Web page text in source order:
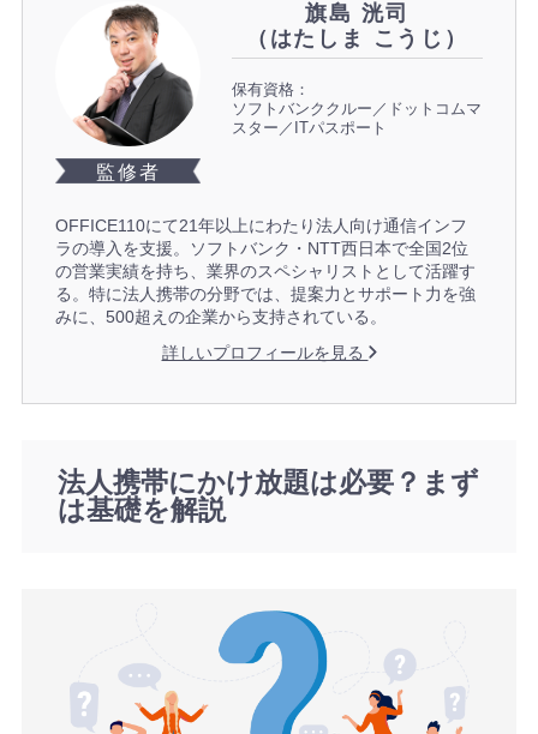
監修者
旗島 洸司
（はたしま こうじ）
保有資格：
ソフトバンククルー／ドットコムマ
スター／ITパスポート
OFFICE110にて21年以上にわたり法人向け通信インフ
ラの導入を支援。ソフトバンク・NTT西日本で全国2位
の営業実績を持ち、業界のスペシャリストとして活躍す
る。特に法人携帯の分野では、提案力とサポート力を強
みに、500超えの企業から支持されている。
詳しいプロフィールを見る
法人携帯にかけ放題は必要？まず
は基礎を解説